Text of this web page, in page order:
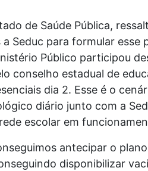
de Saúde Pública,
Seduc para formular esse
Público participou
conselho estadual de
dia 2. Esse é o
diário junto com a
escolar em
antecipar o
disponibilizar